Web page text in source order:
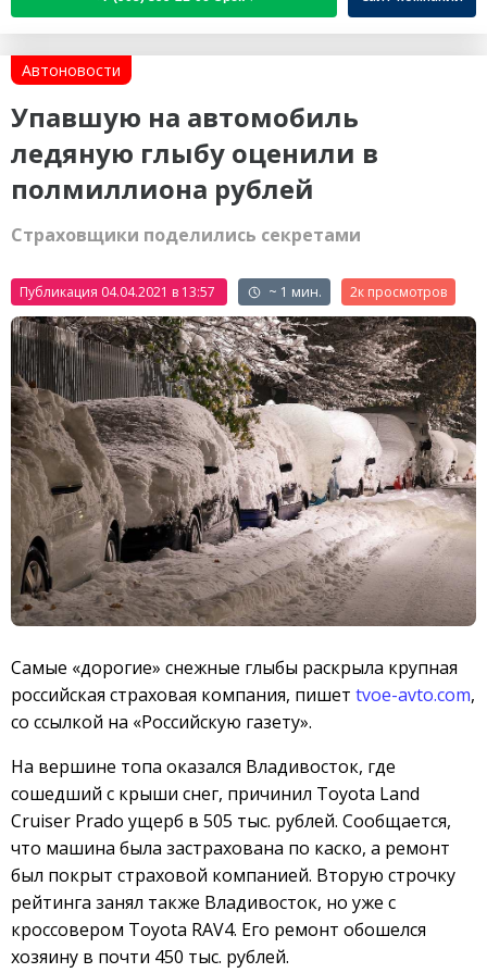
Автоновости
Упавшую на автомобиль
ледяную глыбу оценили в
полмиллиона рублей
Страховщики поделились секретами
Публикация 04.04.2021 в 13:57 ~ 1 мин. 2к
Самые «дорогие» снежные глыбы раскрыла крупная
российская страховая компания, пишет tvoe-avto.com,
со ссылкой на «Российскую газету».
На вершине топа оказался Владивосток, где
сошедший с крыши снег, причинил Toyota Land
Cruiser Prado ущерб в 505 тыс. рублей. Сообщается,
что машина была застрахована по каско, а ремонт
был покрыт страховой компанией. Вторую строчку
рейтинга занял также Владивосток, но уже с
кроссовером Toyota RAV4. Его ремонт обошелся
хозяину в почти 450 тыс. рублей.